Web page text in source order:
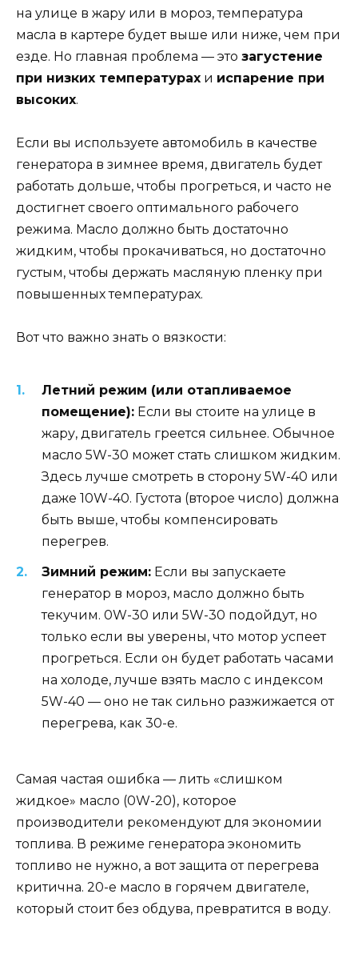
на улице в жару или в мороз, температура
масла в картере будет выше или ниже, чем при
езде. Но главная проблема — это загустение
при низких температурах и испарение при
высоких.
Если вы используете автомобиль в качестве
генератора в зимнее время, двигатель будет
работать дольше, чтобы прогреться, и часто не
достигнет своего оптимального рабочего
режима. Масло должно быть достаточно
жидким, чтобы прокачиваться, но достаточно
густым, чтобы держать масляную пленку при
повышенных температурах.
Вот что важно знать о вязкости:
Летний режим (или отапливаемое
помещение): Если вы стоите на улице в
жару, двигатель греется сильнее. Обычное
масло 5W-30 может стать слишком жидким.
Здесь лучше смотреть в сторону 5W-40 или
даже 10W-40. Густота (второе число) должна
быть выше, чтобы компенсировать
перегрев.
Зимний режим: Если вы запускаете
генератор в мороз, масло должно быть
текучим. 0W-30 или 5W-30 подойдут, но
только если вы уверены, что мотор успеет
прогреться. Если он будет работать часами
на холоде, лучше взять масло с индексом
5W-40 — оно не так сильно разжижается от
перегрева, как 30-е.
Самая частая ошибка — лить «слишком
жидкое» масло (0W-20), которое
производители рекомендуют для экономии
топлива. В режиме генератора экономить
топливо не нужно, а вот защита от перегрева
критична. 20-е масло в горячем двигателе,
который стоит без обдува, превратится в воду.